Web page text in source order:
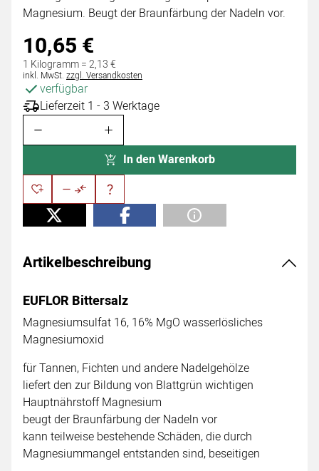
Magnesium. Beugt der Braunfärbung der Nadeln vor.
10,65 €
1 Kilogramm =2,13€
Steuerhinweis:
inkl. MwSt. zzgl. Versandkosten
verfügbar
Lieferzeit 1 - 3 Werktage
In den Warenkorb
Artikelbeschreibung
EUFLOR Bittersalz
Magnesiumsulfat 16, 16% MgO wasserlösliches
Magnesiumoxid
für Tannen, Fichten und andere Nadelgehölze
liefert den zur Bildung von Blattgrün wichtigen
Hauptnährstoff Magnesium
beugt der Braunfärbung der Nadeln vor
kann teilweise bestehende Schäden, die durch
Magnesiummangel entstanden sind, beseitigen